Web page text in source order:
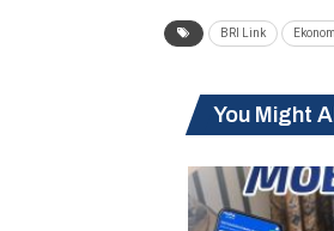
BRI Link
You Might